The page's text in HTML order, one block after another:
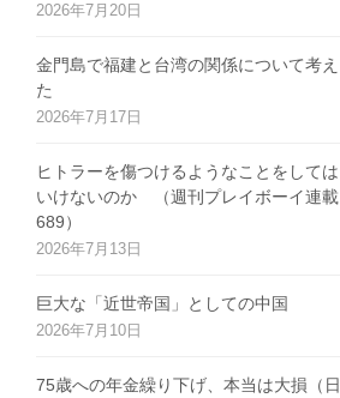
2026年7月20日
金門島で福建と台湾の関係について考え
た
2026年7月17日
ヒトラーを傷つけるようなことをしては
いけないのか （週刊プレイボーイ連載
689）
2026年7月13日
巨大な「近世帝国」としての中国
2026年7月10日
75歳への年金繰り下げ、本当は大損（日